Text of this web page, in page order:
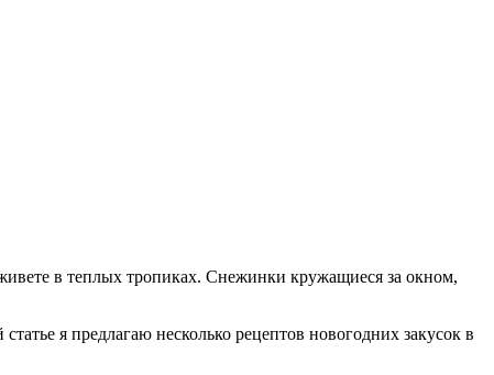
в теплых тропиках. Снежинки кружащиеся за окном,
я предлагаю несколько рецептов новогодних закусок в